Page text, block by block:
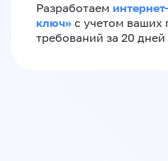
Разработаем
ключ»‎ с учетом ваших
требований за 20 дней